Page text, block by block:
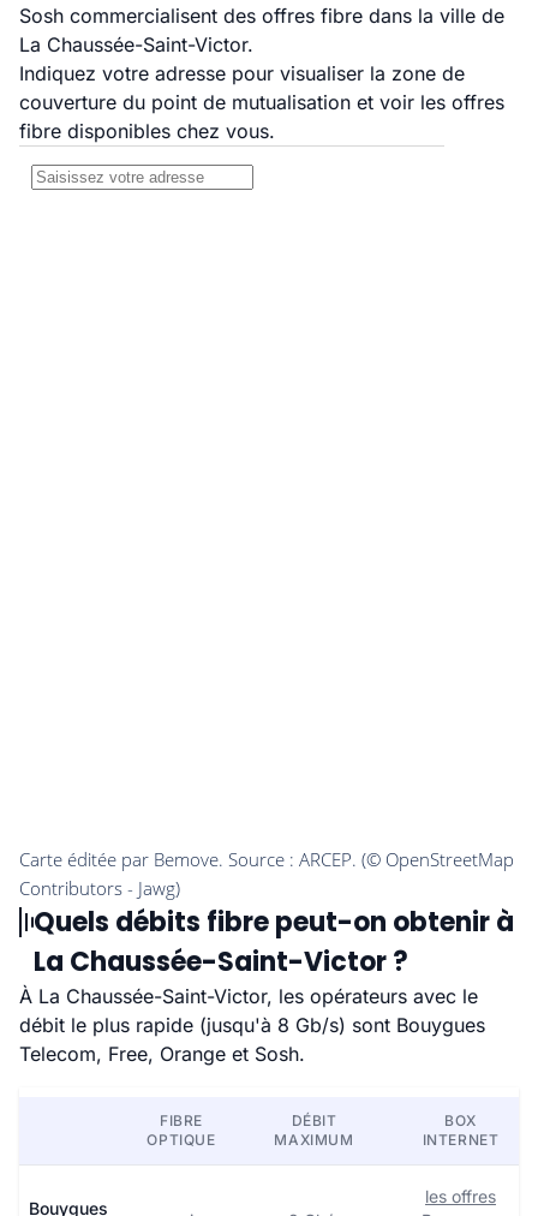
Sosh commercialisent des offres fibre dans la ville de
La Chaussée-Saint-Victor.
Indiquez votre adresse pour visualiser la zone de
couverture du point de mutualisation et voir les offres
fibre disponibles chez vous.
Quels débits fibre peut-on obtenir à
La Chaussée-Saint-Victor ?
À La Chaussée-Saint-Victor, les opérateurs avec le
débit le plus rapide (jusqu'à 8 Gb/s) sont Bouygues
Telecom, Free, Orange et Sosh.
FIBRE
OPTIQUE
DÉBIT
MAXIMUM
BOX
INTERNET
Bouygues
les offres